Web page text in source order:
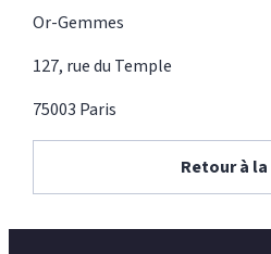
Or-Gemmes
127, rue du Temple
75003 Paris
Retour à